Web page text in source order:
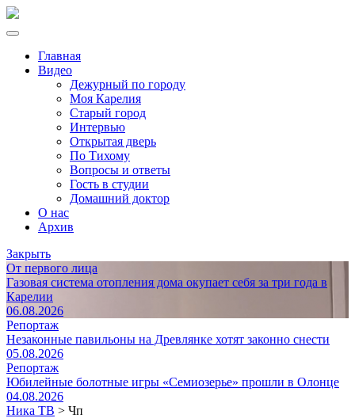
Главная
Видео
Дежурный по городу
Моя Карелия
Старый город
Интервью
Открытая дверь
По Тихому
Вопросы и ответы
Гость в студии
Домашний доктор
О нас
Архив
Закрыть
От первого лица
Газовая система отопления дома окупает себя за три года в
Карелии
06.08.2026
Репортаж
Незаконные павильоны на Древлянке хотят законно снести
05.08.2026
Репортаж
Юбилейные болотные игры «Семиозерье» прошли в Олонце
04.08.2026
Ника ТВ > Чп